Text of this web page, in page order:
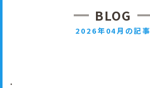
BLOG
2026年04月の記事
.